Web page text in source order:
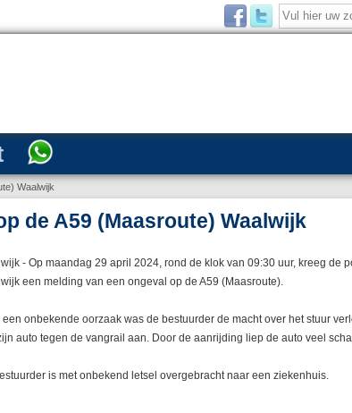
Waalwijk
de A59 (Maasroute) Waalwijk
- Op maandag 29 april 2024, rond de klok van 09:30 uur, kreeg de
een melding van een ongeval op de A59 (Maasroute).
een onbekende oorzaak was de bestuurder de macht over het stuur
auto tegen de vangrail aan. Door de aanrijding liep de auto veel
is met onbekend letsel overgebracht naar een ziekenhuis.